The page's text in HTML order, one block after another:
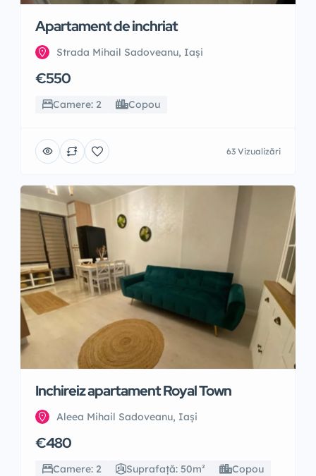
Apartament de inchriat
Strada Mihail Sadoveanu, Iași
€550
Camere: 2 Copou
63 Vizualizări
Inchireiz apartament Royal Town
Aleea Mihail Sadoveanu, Iași
€480
Camere: 2 Suprafață: 50m² Copou